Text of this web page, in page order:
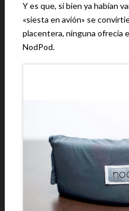
Y es que, si bien ya habían
«siesta en avión» se
placentera, ninguna ofrecía
NodPod.